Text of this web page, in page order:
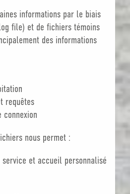
informations par le biais
file) et de fichiers témoins
des informations
requêtes
connexion
nous permet :
et accueil personnalisé